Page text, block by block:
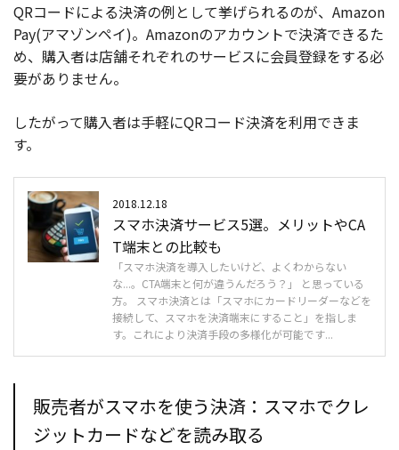
QRコードによる決済の例として挙げられるのが、Amazon
Pay(アマゾンペイ)。Amazonのアカウントで決済できるた
め、購入者は店舗それぞれのサービスに会員登録をする必
要がありません。
したがって購入者は手軽にQRコード決済を利用できま
す。
2018.12.18
スマホ決済サービス5選。メリットやCA
T端末との比較も
「スマホ決済を導入したいけど、よくわからない
な...。CTA端末と何が違うんだろう？」 と思っている
方。 スマホ決済とは「スマホにカードリーダーなどを
接続して、スマホを決済端末にすること」を指しま
す。これにより決済手段の多様化が可能です...
販売者がスマホを使う決済：スマホでクレ
ジットカードなどを読み取る